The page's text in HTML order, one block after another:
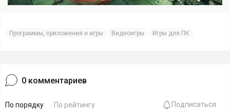
Программы, приложения и игры Видеоигры Игры для ПК
0 комментариев
По порядку По рейтингу Подписаться